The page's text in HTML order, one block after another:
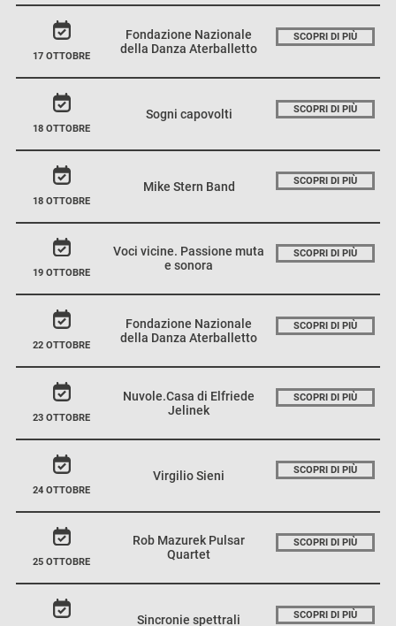
17 OTTOBRE
Fondazione Nazionale
della Danza Aterballetto
SCOPRI DI PIÙ
18 OTTOBRE
Sogni capovolti SCOPRI DI PIÙ
18 OTTOBRE
Mike Stern Band SCOPRI DI PIÙ
19 OTTOBRE
Voci vicine. Passione muta
e sonora
SCOPRI DI PIÙ
22 OTTOBRE
Fondazione Nazionale
della Danza Aterballetto
SCOPRI DI PIÙ
23 OTTOBRE
Nuvole.Casa di Elfriede
Jelinek
SCOPRI DI PIÙ
24 OTTOBRE
Virgilio Sieni SCOPRI DI PIÙ
25 OTTOBRE
Rob Mazurek Pulsar
Quartet
SCOPRI DI PIÙ
Sincronie spettrali SCOPRI DI PIÙ